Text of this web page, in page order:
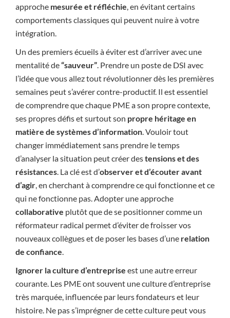
approche mesurée et réfléchie, en évitant certains
comportements classiques qui peuvent nuire à votre
intégration.
Un des premiers écueils à éviter est d’arriver avec une
mentalité de“sauveur”. Prendre un poste de DSI avec
l’idée que vous allez tout révolutionner dès les premières
semaines peut s’avérer contre-productif. Il est essentiel
de comprendre que chaque PME a son propre contexte,
ses propres défis et surtout son propre héritage en
matière de systèmes d’information. Vouloir tout
changer immédiatement sans prendre le temps
d’analyser la situation peut créer destensions et des
résistances. La clé est d’observer et d’écouter avant
d’agir, en cherchant à comprendre ce qui fonctionne et ce
qui ne fonctionne pas. Adopter une approche
collaborative plutôt que de se positionner comme un
réformateur radical permet d’éviter de froisser vos
nouveaux collègues et de poser les bases d’une relation
de confiance.
Ignorer la culture d’entreprise est une autre erreur
courante. Les PME ont souvent une culture d’entreprise
très marquée, influencée par leurs fondateurs et leur
histoire. Ne pas s’imprégner de cette culture peut vous